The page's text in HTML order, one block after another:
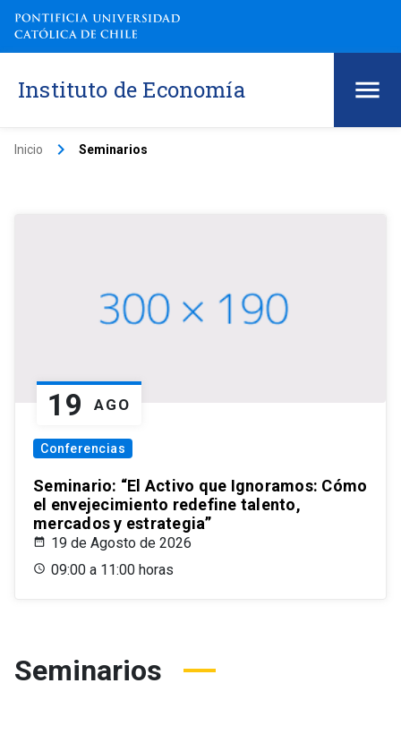
Instituto de Economía
Inicio keyboard_arrow_right Seminarios
19 AGO
Conferencias
Seminario: “El Activo que Ignoramos: Cómo
el envejecimiento redefine talento,
mercados y estrategia”
19 de Agosto de 2026
09:00 a 11:00 horas
Seminarios